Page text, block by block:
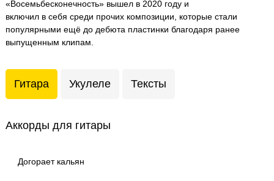
«Восемьбесконечность» вышел в 2020 году и
включил в себя среди прочих композиции, которые стали
популярными ещё до дебюта пластинки благодаря ранее
выпущенным клипам.
Гитара Укулеле Тексты
Аккорды для гитары
Догорает кальян